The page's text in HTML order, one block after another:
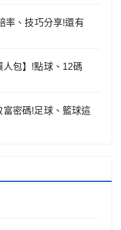
率、技巧分享!還有
包】!點球、12碼
富密碼!足球、籃球這